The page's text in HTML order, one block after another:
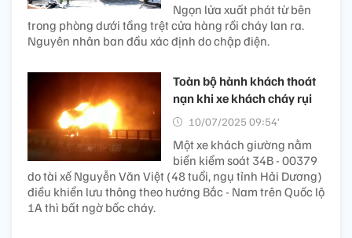
Ngọn lửa xuất phát từ bên
trong phòng dưới tầng trệt cửa hàng rồi cháy lan ra.
Nguyên nhân ban đầu xác định do chập điện.
Toàn bộ hành khách thoát
nạn khi xe khách cháy rụi
10/07/2025 09:54’
Một xe khách giường nằm
biển kiểm soát 34B - 00379
do tài xế Nguyễn Văn Việt (48 tuổi, ngụ tỉnh Hải Dương)
điều khiển lưu thông theo hướng Bắc - Nam trên Quốc lộ
1A thì bất ngờ bốc cháy.